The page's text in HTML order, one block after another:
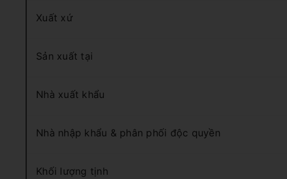
Xuất xứ
Sản xuất tại
Nhà xuất khẩu
Nhà nhập khẩu & phân phối độc quyền
Khối lượng tịnh